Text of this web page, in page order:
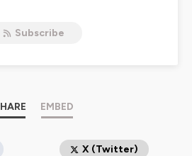
Pour prolonger en sons la
est signéeCandela Sierra
Subscribe
EMBED
X (Twitter)